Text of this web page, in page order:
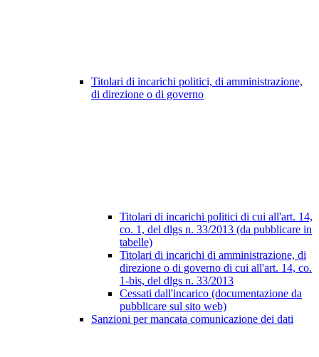
Titolari di incarichi politici, di amministrazione,
di direzione o di governo
Titolari di incarichi politici di cui all'art. 14,
co. 1, del dlgs n. 33/2013 (da pubblicare in
tabelle)
Titolari di incarichi di amministrazione, di
direzione o di governo di cui all'art. 14, co.
1-bis, del dlgs n. 33/2013
Cessati dall'incarico (documentazione da
pubblicare sul sito web)
Sanzioni per mancata comunicazione dei dati